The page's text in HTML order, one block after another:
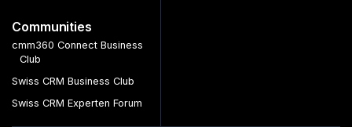
Communities
cmm360 Connect Business
Club
Swiss CRM Business Club
Swiss CRM Experten Forum